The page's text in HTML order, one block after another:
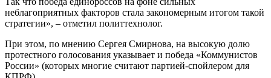
неблагоприятных факторов стала закономерным итогом такой
стратегии», – отметил политтехнолог.
При этом, по мнению Сергея Смирнова, на высокую долю
протестного голосования указывает и победа «Коммунистов
России» (которых многие считают партией-спойлером для